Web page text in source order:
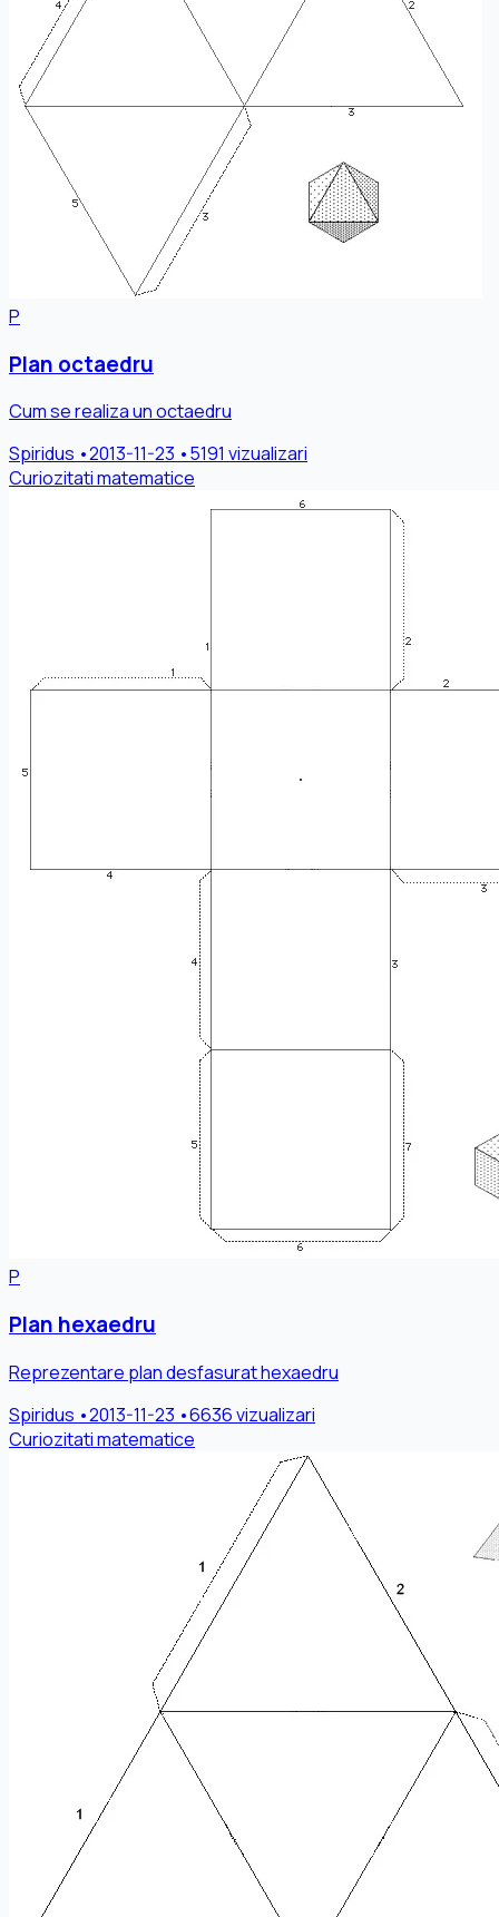
P
Plan octaedru
Cum se realiza un octaedru
Spiridus •2013-11-23 •5191 vizualizari
Curiozitati matematice
P
Plan hexaedru
Reprezentare plan desfasurat hexaedru
Spiridus •2013-11-23 •6636 vizualizari
Curiozitati matematice